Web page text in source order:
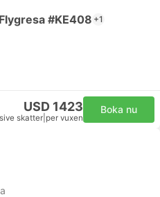
#KE408 +1
USD 1423
skatter per vuxen
Boka nu